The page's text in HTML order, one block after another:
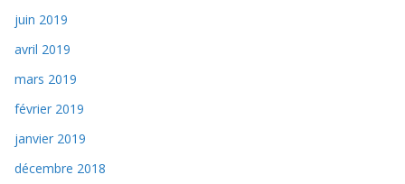
juin 2019
avril 2019
mars 2019
février 2019
janvier 2019
décembre 2018